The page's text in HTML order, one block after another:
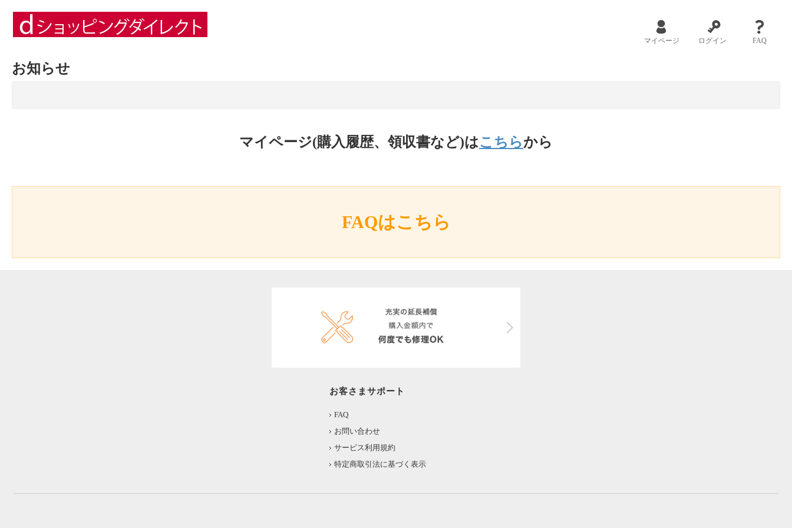
マイページ ログイン FAQ
お知らせ
マイページ(購入履歴、領収書など)はこちらから
FAQはこちら
お客さまサポート
FAQ
お問い合わせ
サービス利用規約
特定商取引法に基づく表示